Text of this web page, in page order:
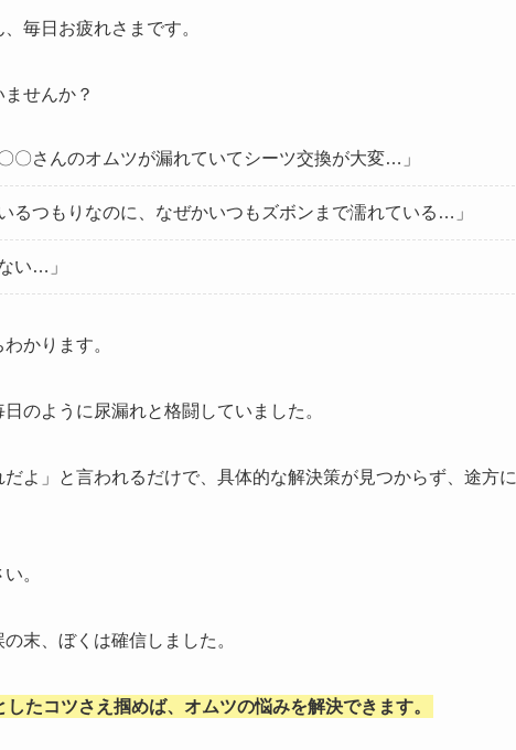
毎日お疲れさまです。
せんか？
〇さんのオムツが漏れていてシーツ交換が大変…」
るつもりなのに、なぜかいつもズボンまで濡れている…」
い…」
かります。
のように尿漏れと格闘していました。
よ」と言われるだけで、具体的な解決策が見つからず、途方
。
末、ぼくは確信しました。
たコツさえ掴めば、オムツの悩みを解決できます。